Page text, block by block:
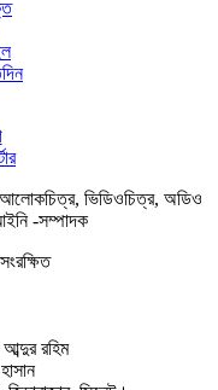
আলোকচিত্র, ভিডিওচিত্র, অডিও
-সম্পাদক
রহিম